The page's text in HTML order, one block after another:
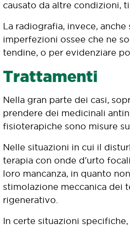
causato da altre condizioni,
La radiografia, invece,
imperfezioni ossee che ne
tendine, o per evidenziare
Trattamenti
Nella gran parte dei casi,
prendere dei medicinali
fisioterapiche sono misure
Nelle situazioni in cui il
terapia con onde d’urto
loro mancanza, in quanto
stimolazione meccanica dei
rigenerativo.
In certe situazioni